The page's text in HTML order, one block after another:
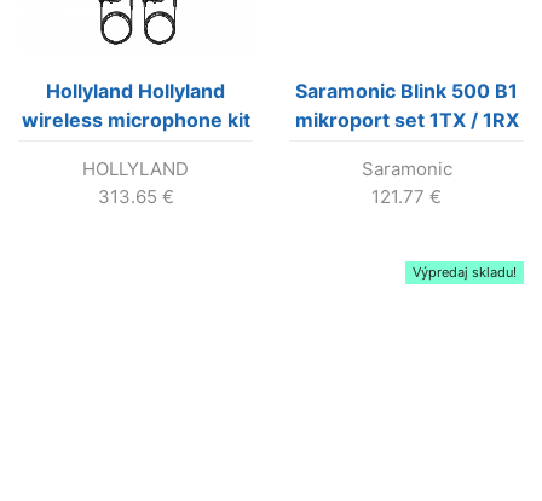
Hollyland Hollyland
wireless microphone kit
HOLLYLAND
313.65 €
Saramonic Blink 500 B1
mikroport set 1TX / 1RX
Saramonic
121.77 €
Výpredaj skladu!